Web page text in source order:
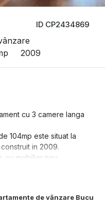
ID CP2434869
2009
de vânzare
cu 3 camere langa
104mp este situat la
in 2009.
cu mobilier nou.
situat intr-o zona
de parcul Verdi.